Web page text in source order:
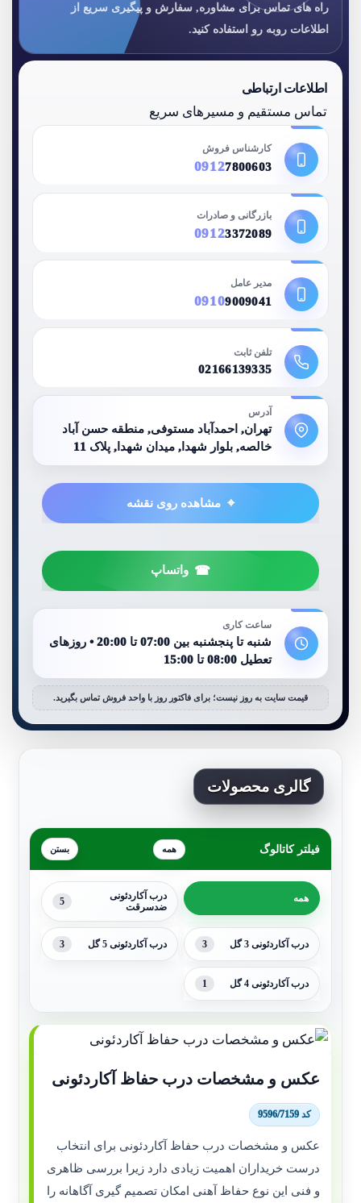
راه های تماس برای مشاوره, سفارش و پیگیری سریع از
اطلاعات روبه رو استفاده کنید.
اطلاعات ارتباطی
تماس مستقیم و مسیرهای سریع
کارشناس فروش
09127800603
بازرگانی و صادرات
09123372089
مدیر عامل
09109009041
تلفن ثابت
02166139335
آدرس
تهران, احمدآباد مستوفی, منطقه حسن آباد
خالصه, بلوار شهدا, میدان شهدا, پلاک 11
مشاهده روی نقشه
واتساپ
ساعت کاری
شنبه تا پنجشنبه بین 07:00 تا 20:00 • روزهای
تعطیل 08:00 تا 15:00
قیمت سایت به روز نیست؛ برای فاکتور روز با واحد فروش تماس بگیرید.
گالری محصولات
فیلتر کاتالوگ همه
همه
درب آکاردئونی
ضدسرقت
5
درب آکاردئونی 3 گل 3 درب آکاردئونی 5 گل 3
درب آکاردئونی 4 گل 1
عکس و مشخصات درب حفاظ آکاردئونی
کد 9596/7159
عکس و مشخصات درب حفاظ آکاردئونی برای انتخاب
درست خریداران اهمیت زیادی دارد زیرا بررسی ظاهری
و فنی این نوع حفاظ آهنی امکان تصمیم گیری آگاهانه را